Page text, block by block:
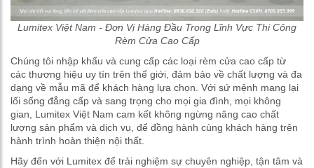
Lumitex Việt Nam - Đơn Vị Hàng Đầu Trong Lĩnh Vực Thi Công
Rèm Cửa Cao Cấp
Chúng tôi nhập khẩu và cung cấp các loại rèm cửa cao cấp từ
các thương hiệu uy tín trên thế giới, đảm bảo về chất lượng và đa
dạng về mẫu mã để khách hàng lựa chọn. Với sứ mệnh mang lại
lối sống đẳng cấp và sang trọng cho mọi gia đình, mọi không
gian, Lumitex Việt Nam cam kết không ngừng nâng cao chất
lượng sản phẩm và dịch vụ, để đồng hành cùng khách hàng trên
hành trình hoàn thiện nội thất.
Hãy đến với Lumitex để trải nghiệm sự chuyên nghiệp, tận tâm và